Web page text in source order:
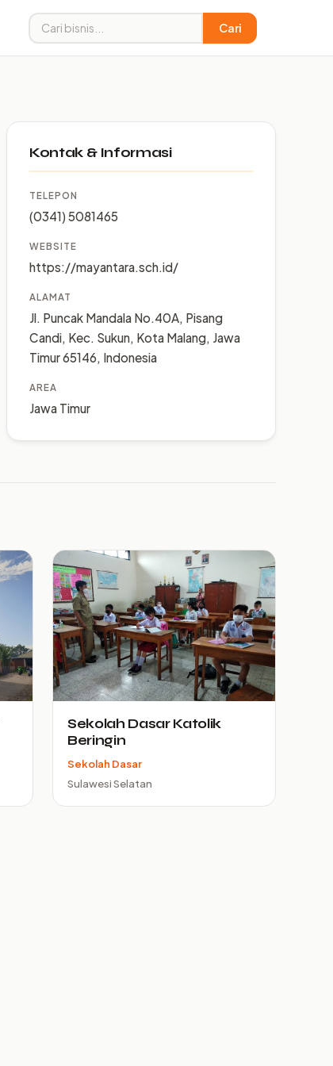
Cari
Kontak & Informasi
TELEPON
(0341) 5081465
WEBSITE
https://mayantara.sch.id/
ALAMAT
Jl. Puncak Mandala No.40A, Pisang
Candi, Kec. Sukun, Kota Malang, Jawa
Timur 65146, Indonesia
AREA
Jawa Timur
Sekolah Dasar Katolik
Beringin
Sekolah Dasar
Sulawesi Selatan